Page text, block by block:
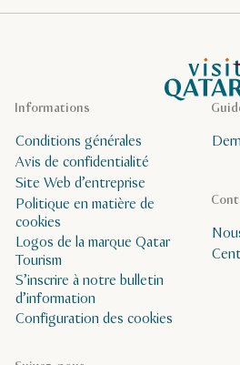
Page
Informations
Conditions générales
Avis de confidentialité
Site Web d’entreprise
Politique en matière de
cookies
Logos de la marque Qatar
Tourism
S’inscrire à notre bulletin
d’information
Configuration des cookies